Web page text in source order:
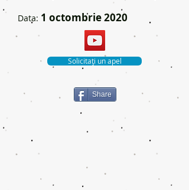
Data: 1 octombrie 2020
Solicitați un apel
Share